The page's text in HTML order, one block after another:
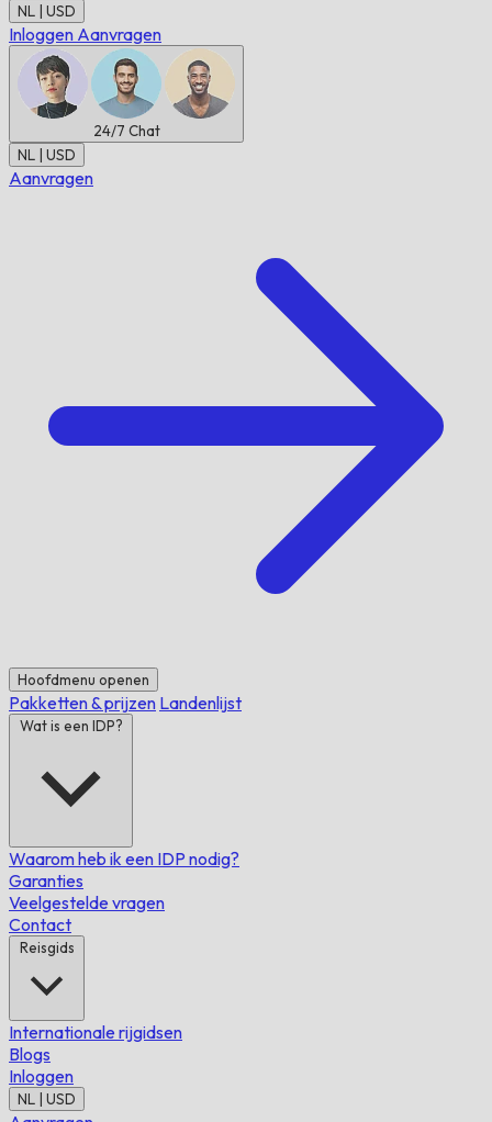
NL | USD
Inloggen Aanvragen
24/7 Chat
NL | USD
Aanvragen
Hoofdmenu openen
Pakketten & prijzen Landenlijst
Wat is een IDP?
Waarom heb ik een IDP nodig?
Garanties
Veelgestelde vragen
Contact
Reisgids
Internationale rijgidsen
Blogs
Inloggen
NL | USD